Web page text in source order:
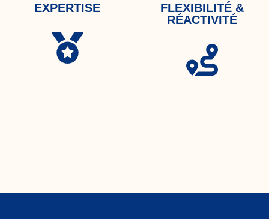
EXPERTISE
FLEXIBILITÉ &
RÉACTIVITÉ